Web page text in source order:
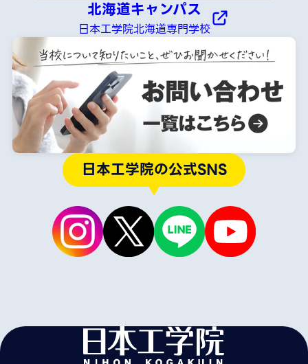
北海道キャンパス
日本工学院北海道専門学校
日本工学院の公式SNS